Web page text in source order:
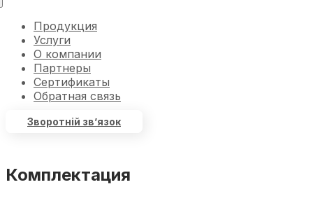
Продукция
Услуги
О компании
Партнеры
Сертификаты
Обратная связь
Зворотній зв’язок
Комплектация